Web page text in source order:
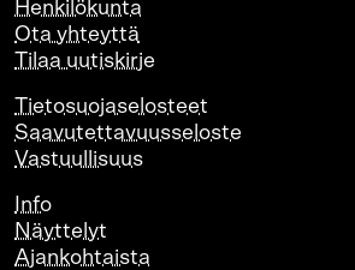
Henkilökunta
Ota yhteyttä
Tilaa uutiskirje
Tietosuojaselosteet
Saavutettavuusseloste
Vastuullisuus
Info
Näyttelyt
Ajankohtaista